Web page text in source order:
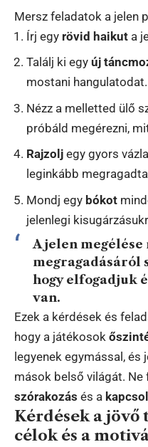
Mersz feladatok a jelen
Írj egy rövid haikut a
Találj ki egy új
mostani hangulatodat.
Nézz a melletted ülő
próbáld megérezni,
Rajzolj egy gyors
leginkább
Mondj egy bókot
jelenlegi
A jelen
megragadásáról
hogy elfogadjuk
van.
Ezek a kérdések és
hogy a játékosok
legyenek egymással,
mások belső világát. Ne
szórakozás és a
Kérdések a jövő
célok és a